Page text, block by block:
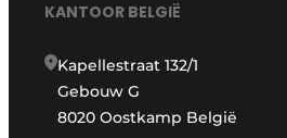
KANTOOR BELGIË
Kapellestraat 132/1
Gebouw G
8020 Oostkamp België